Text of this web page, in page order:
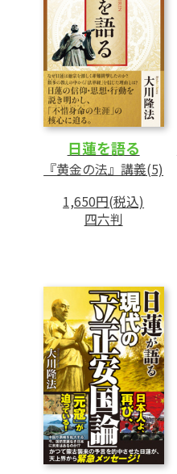
日蓮を語る
『黄金の法』講義(5)
1,650円(税込)
四六判